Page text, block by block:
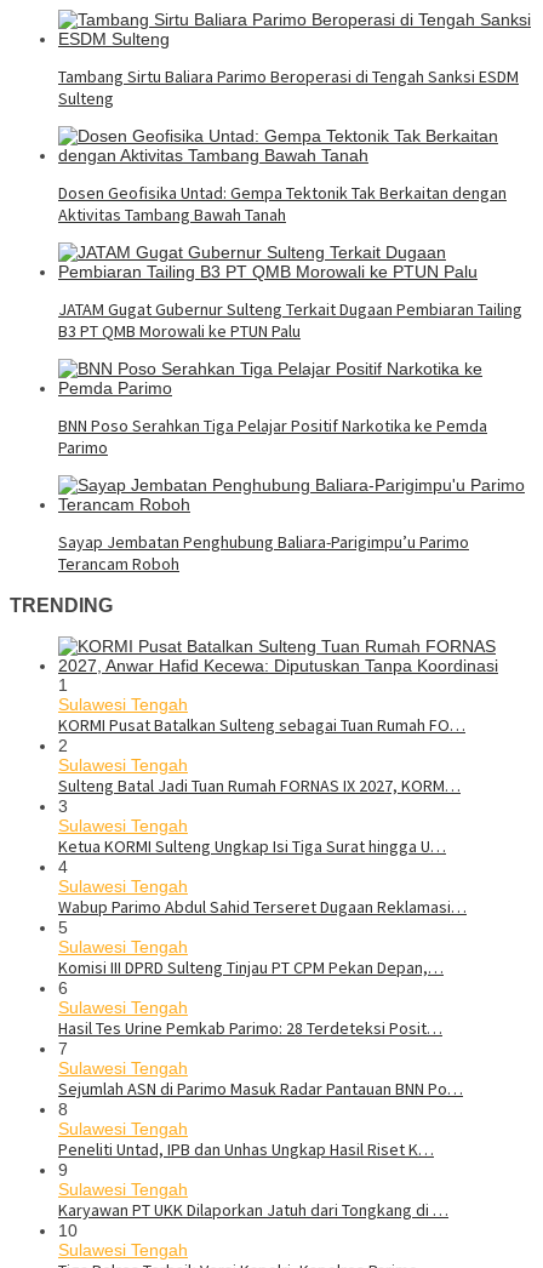
Tambang Sirtu Baliara Parimo Beroperasi di Tengah Sanksi ESDM
Sulteng
Dosen Geofisika Untad: Gempa Tektonik Tak Berkaitan dengan
Aktivitas Tambang Bawah Tanah
JATAM Gugat Gubernur Sulteng Terkait Dugaan Pembiaran Tailing
B3 PT QMB Morowali ke PTUN Palu
BNN Poso Serahkan Tiga Pelajar Positif Narkotika ke Pemda
Parimo
Sayap Jembatan Penghubung Baliara-Parigimpu’u Parimo
Terancam Roboh
TRENDING
1
Sulawesi Tengah
KORMI Pusat Batalkan Sulteng sebagai Tuan Rumah FO…
2
Sulawesi Tengah
Sulteng Batal Jadi Tuan Rumah FORNAS IX 2027, KORM…
3
Sulawesi Tengah
Ketua KORMI Sulteng Ungkap Isi Tiga Surat hingga U…
4
Sulawesi Tengah
Wabup Parimo Abdul Sahid Terseret Dugaan Reklamasi…
5
Sulawesi Tengah
Komisi III DPRD Sulteng Tinjau PT CPM Pekan Depan,…
6
Sulawesi Tengah
Hasil Tes Urine Pemkab Parimo: 28 Terdeteksi Posit…
7
Sulawesi Tengah
Sejumlah ASN di Parimo Masuk Radar Pantauan BNN Po…
8
Sulawesi Tengah
Peneliti Untad, IPB dan Unhas Ungkap Hasil Riset K…
9
Sulawesi Tengah
Karyawan PT UKK Dilaporkan Jatuh dari Tongkang di …
10
Sulawesi Tengah